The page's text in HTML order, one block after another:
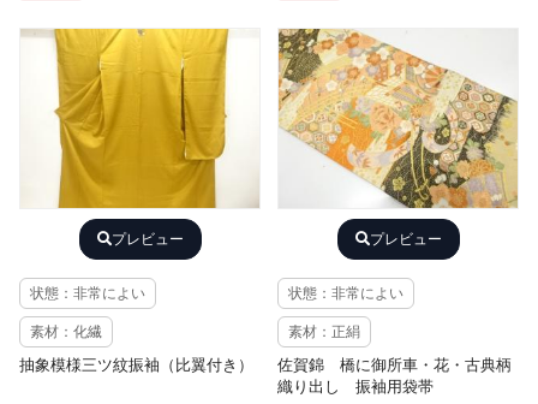
プレビュー
状態：非常によい
素材：化繊
抽象模様三ツ紋振袖（比翼付き）
プレビュー
状態：非常によい
素材：正絹
佐賀錦 橋に御所車・花・古典柄
織り出し 振袖用袋帯